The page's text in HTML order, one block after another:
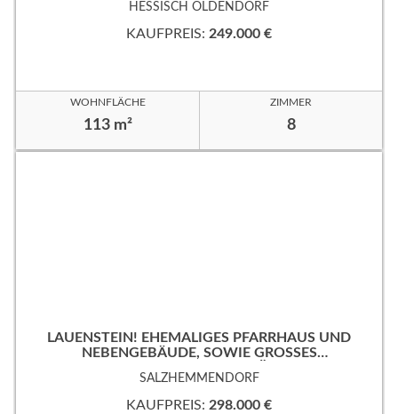
HESSISCH OLDENDORF
KAUFPREIS: 249.000 €
WOHNFLÄCHE
113 m²
ZIMMER
8
LAUENSTEIN! EHEMALIGES PFARRHAUS UND
NEBENGEBÄUDE, SOWIE GROSSES
SALZHEMMENDORF
KAUFPREIS: 298.000 €